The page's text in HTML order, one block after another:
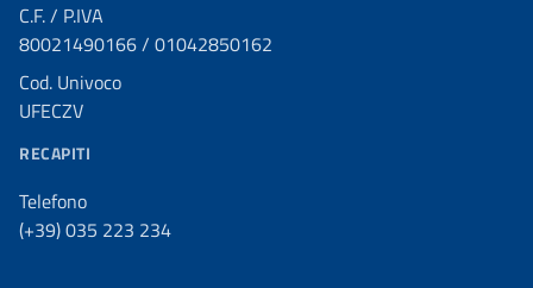
C.F. / P.IVA
80021490166 / 01042850162
Cod. Univoco
UFECZV
RECAPITI
Telefono
(+39) 035 223 234